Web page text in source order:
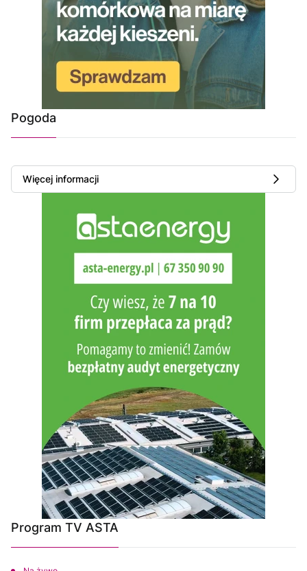
Pogoda
Więcej informacji
Program TV ASTA